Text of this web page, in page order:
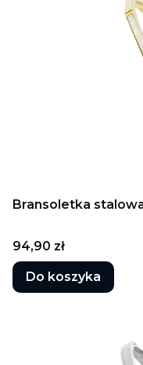
Bransoletka
Cena
94,90 zł
Do koszyka